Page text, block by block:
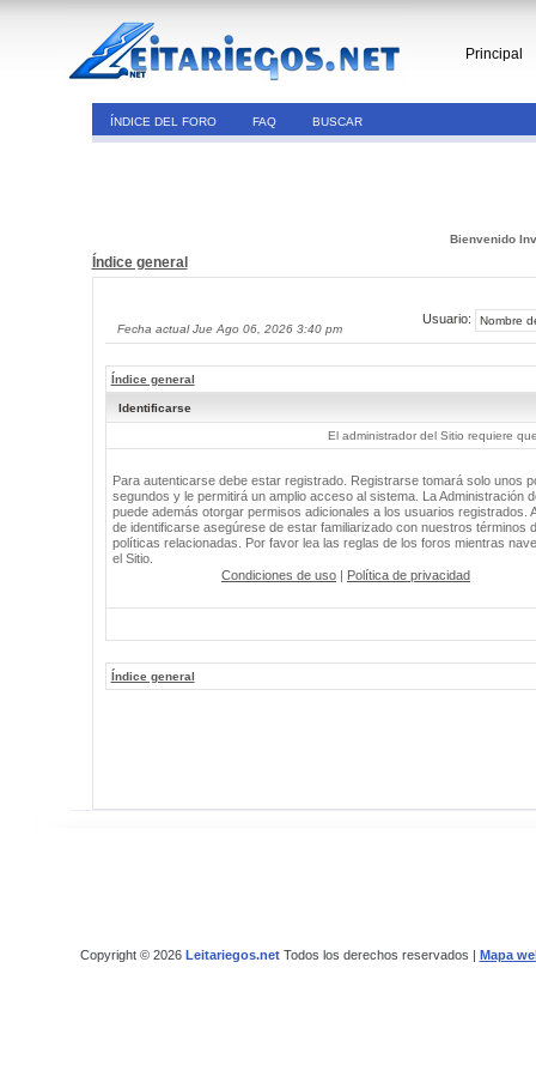
Principal
ÍNDICE DEL FORO FAQ BUSCAR
Bienvenido
Índice general
Fecha actual Jue Ago 06, 2026 3:40 pm
Usuario:
Índice general
Identificarse
El administrador del Sitio requiere
Para autenticarse debe estar registrado. Registrarse tomará solo unos
segundos y le permitirá un amplio acceso al sistema. La Administración
puede además otorgar permisos adicionales a los usuarios registrados.
de identificarse asegúrese de estar familiarizado con nuestros términos
políticas relacionadas. Por favor lea las reglas de los foros mientras
el Sitio.
Condiciones de uso | Política de privacidad
Índice general
Copyright © 2026 Leitariegos.netTodos los derechos reservados | Mapa